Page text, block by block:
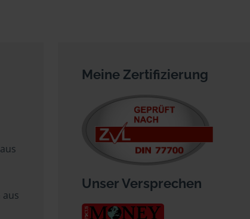
Meine Zertifizierung
Unser Versprechen